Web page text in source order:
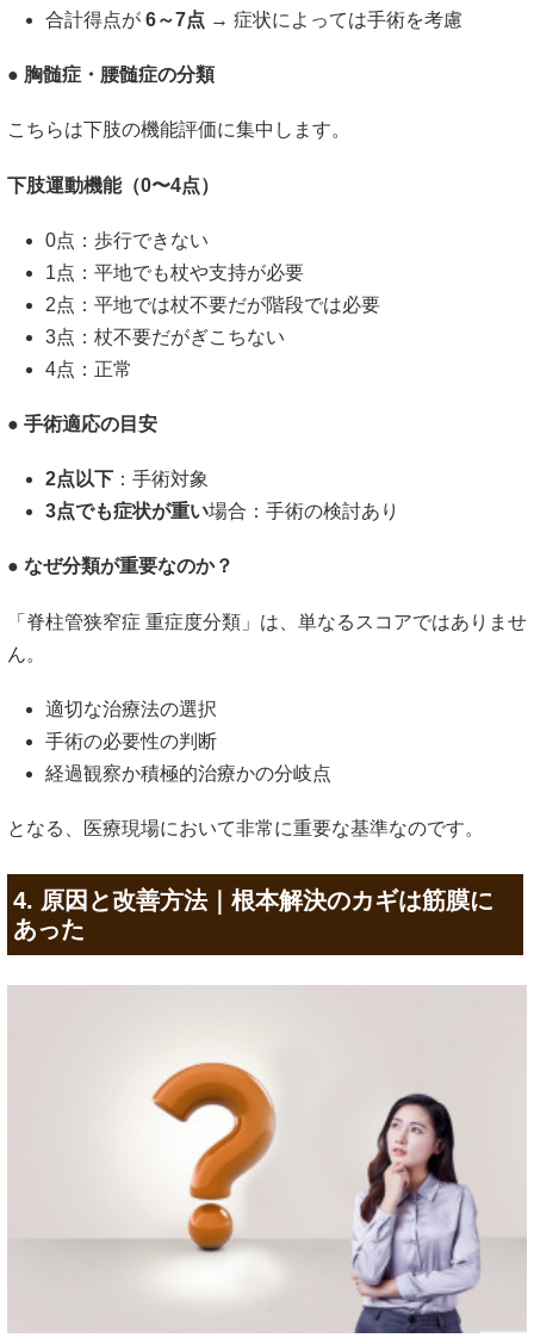
合計得点が 6～7点 → 症状によっては手術を考慮
● 胸髄症・腰髄症の分類
こちらは下肢の機能評価に集中します。
下肢運動機能（0〜4点）
0点：歩行できない
1点：平地でも杖や支持が必要
2点：平地では杖不要だが階段では必要
3点：杖不要だがぎこちない
4点：正常
● 手術適応の目安
2点以下 ：手術対象
3点でも症状が重い場合：手術の検討あり
● なぜ分類が重要なのか？
「脊柱管狭窄症 重症度分類」は、単なるスコアではありませ
ん。
適切な治療法の選択
手術の必要性の判断
経過観察か積極的治療かの分岐点
となる、医療現場において非常に重要な基準なのです。
4. 原因と改善方法｜根本解決のカギは筋膜に
あった